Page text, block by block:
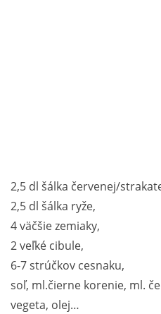
2,5 dl šálka červenej/
2,5 dl šálka ryže,
4 väčšie zemiaky,
2 veľké cibule,
6-7 strúčkov cesnaku,
soľ, ml.čierne korenie, ml.
vegeta, olej…